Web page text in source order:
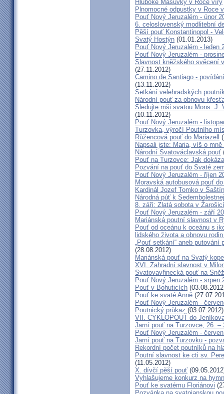
Hluboké Mašůvky v Roce víry
Plnomocné odpustky v Roce
Pouť Nový Jeruzalém - únor
6. celoslovenský modlitební
Pěší pouť Konstantinopol -
Svatý Hostýn (01.01.2013)
Pouť Nový Jeruzalém - leden
Pouť Nový Jeruzalém -
Slavnost kněžského svěcení
(27.11.2012)
Camino de Santiago -
(13.11.2012)
Setkání velehradských
Národní pouť za obnovu
Sledujte mši svatou Mons. J.
(10.11.2012)
Pouť Nový Jeruzalém -
Turzovka, výročí Poutního
Růžencová pouť do Mariazell
Napsali jste: Maria, víš o mně
Národní Svatováclavská pouť
Pouť na Turzovce: Jak
Pozvání na pouť do Svaté
Pouť Nový Jeruzalém - říjen
Moravská autobusová pouť
Kardinál Jozef Tomko v
Národná púť k
8. září: Zlatá sobota v
Pouť Nový Jeruzalém - září
Mariánská poutní slavnost v
Pouť od oceánu k oceánu s
lidského života a obnovu
„Pouť setkání“ aneb putování
(28.08.2012)
Mariánská pouť na Svatý
XVI. Zahradní slavnost v
Svatovavřinecká pouť na
Pouť Nový Jeruzalém - srpen
Pouť v Bohuticích
Pouť ke svaté Anně
Pouť Nový Jeruzalém -
Poutnický průkaz (03.07.2012)
VII. CYKLOPOUŤ do
Jarní pouť na Turzovce, 26. –
Pouť Nový Jeruzalém -
Jarní pouť na Turzovku -
Rekordní počet poutníků na
Poutní slavnost ke cti sv.
(11.05.2012)
X. dívčí pěší pouť
Vyhlašujeme konkurz na
Pouť ke svatému Floriánovi